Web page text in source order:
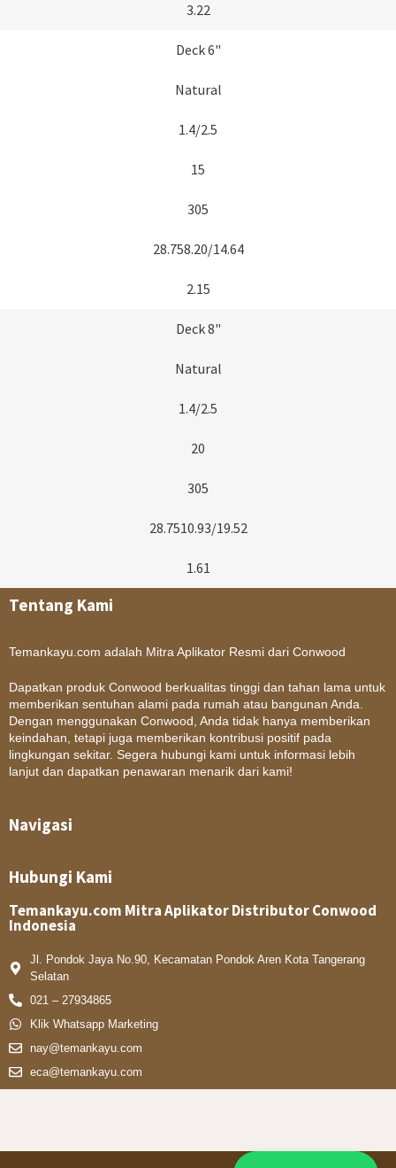
3.22
Deck 6"​
Natural
1.4/2.5​
15
305
28.758.20/14.64
2.15
Deck 8"​
Natural
1.4/2.5​
20
305
28.7510.93/19.52
1.61
Tentang Kami
Temankayu.com adalah Mitra Aplikator Resmi dari Conwood
Dapatkan produk Conwood berkualitas tinggi dan tahan lama untuk
memberikan sentuhan alami pada rumah atau bangunan Anda.
Dengan menggunakan Conwood, Anda tidak hanya memberikan
keindahan, tetapi juga memberikan kontribusi positif pada
lingkungan sekitar. Segera hubungi kami untuk informasi lebih
lanjut dan dapatkan penawaran menarik dari kami!
Navigasi
Hubungi Kami
Temankayu.com Mitra Aplikator Distributor Conwood
Indonesia
Jl. Pondok Jaya No.90, Kecamatan Pondok Aren Kota Tangerang
Selatan
021 – 27934865
Klik Whatsapp Marketing
nay@temankayu.com
eca@temankayu.com